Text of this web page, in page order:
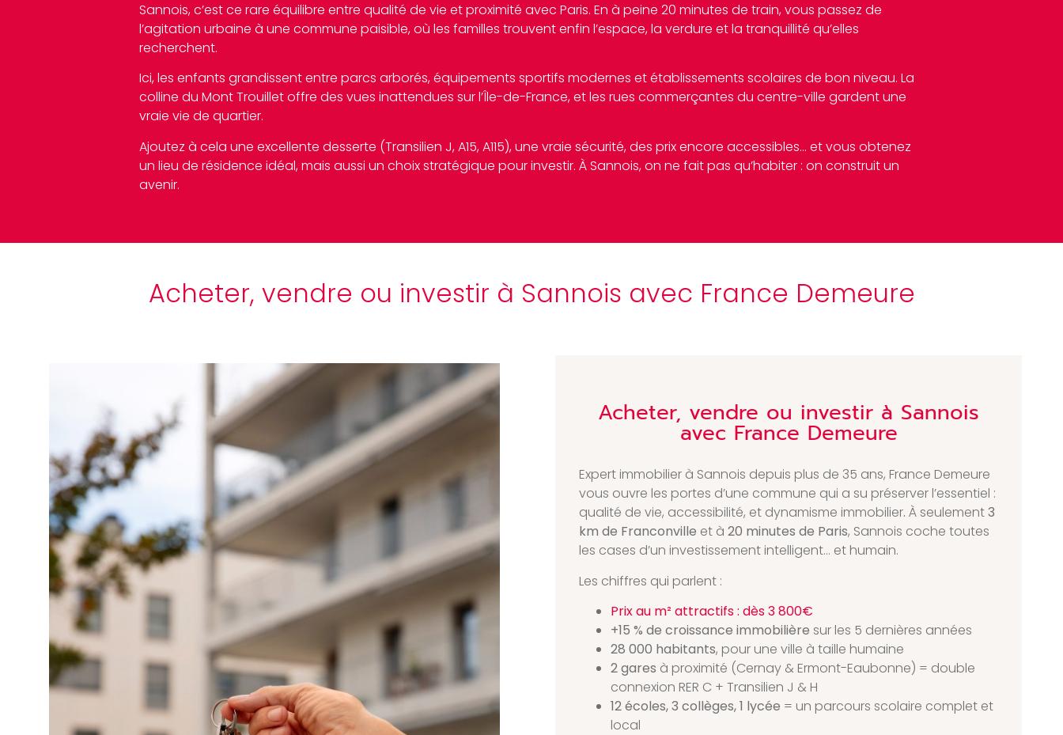
Sannois, c’est ce rare équilibre entre qualité de vie et proximité avec Paris. En à peine 20 minutes de train, vous passez de
l’agitation urbaine à une commune paisible, où les familles trouvent enfin l’espace, la verdure et la tranquillité qu’elles
recherchent.
Ici, les enfants grandissent entre parcs arborés, équipements sportifs modernes et établissements scolaires de bon niveau. La
colline du Mont Trouillet offre des vues inattendues sur l’Île-de-France, et les rues commerçantes du centre-ville gardent une
vraie vie de quartier.
Ajoutez à cela une excellente desserte (Transilien J, A15, A115), une vraie sécurité, des prix encore accessibles… et vous obtenez
un lieu de résidence idéal, mais aussi un choix stratégique pour investir. À Sannois, on ne fait pas qu’habiter : on construit un
avenir.
Acheter, vendre ou investir à Sannois avec France Demeure
Acheter, vendre ou investir à Sannois
avec France Demeure
Expert immobilier à Sannois depuis plus de 35 ans, France Demeure
vous ouvre les portes d’une commune qui a su préserver l’essentiel :
qualité de vie, accessibilité, et dynamisme immobilier. À seulement3
km de Franconville et à 20 minutes de Paris, Sannois coche toutes
les cases d’un investissement intelligent… et humain.
Les chiffres qui parlent :
Prix au m² attractifs : dès 3 800€
+15 % de croissance immobilière sur les 5 dernières années
28 000 habitants, pour une ville à taille humaine
2 gares à proximité (Cernay & Ermont-Eaubonne) = double
connexion RER C + Transilien J & H
12 écoles, 3 collèges, 1 lycée = un parcours scolaire complet et
local